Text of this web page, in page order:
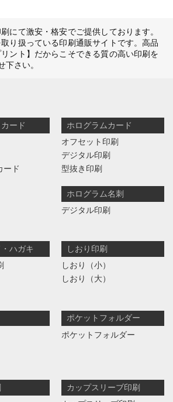
にて激安・格安でご提供しております。
り扱っている印刷通販サイトです。高品
ント】だからこそできる質の高い印刷を
さい。
ード
ード
ホログラムカード
オフセット印刷
デジタル印刷
型抜き印刷
ホログラム名刺
デジタル印刷
ハガキ
しおり印刷
しおり（小）
しおり（大）
ポケットフォルダー
ポケットフォルダー
カップスリーブ印刷